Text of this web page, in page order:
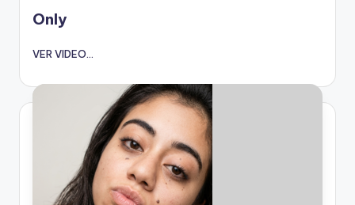
en
Only
VER VIDEO...